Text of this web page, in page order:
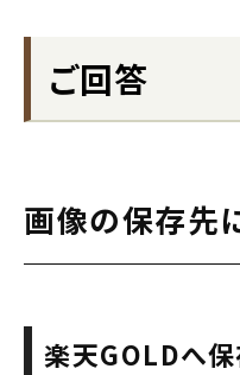
ご回答
画像の保存先
楽天GOLDへ保